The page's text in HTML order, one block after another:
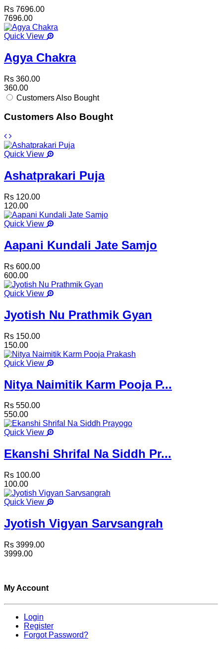
Rs 7696.00
7696.00
Quick View
Agya Chakra
Rs 360.00
360.00
Customers Also Bought
Customers Also Bought
Quick View
Ashatprakari Puja
Rs 120.00
120.00
Quick View
Aapani Kundali Jate Samjo
Rs 600.00
600.00
Quick View
Jyotish Nu Prathmik Gyan
Rs 150.00
150.00
Quick View
Nitya Naimitik Karm Pooja P...
Rs 550.00
550.00
Quick View
Ekanshi Shrifal Na Siddh Pr...
Rs 100.00
100.00
Quick View
Jyotish Vigyan Sarvsangrah
Rs 3999.00
3999.00
My Account
Login
Register
Forgot Password?